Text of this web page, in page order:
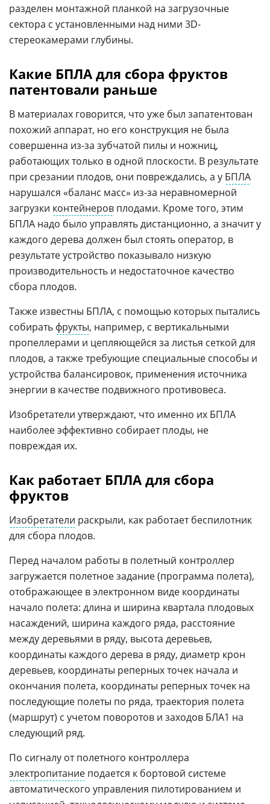
разделен монтажной планкой на загрузочные
сектора с установленными над ними 3D-
стереокамерами глубины.
Какие БПЛА для сбора фруктов
патентовали раньше
В материалах говорится, что уже был запатентован
похожий аппарат, но его конструкция не была
совершенна из-за зубчатой пилы и ножниц,
работающих только в одной плоскости. В результате
при срезании плодов, они повреждались, а у БПЛА
нарушался «баланс масс» из-за неравномерной
загрузки контейнеров плодами. Кроме того, этим
БПЛА надо было управлять дистанционно, а значит у
каждого дерева должен был стоять оператор, в
результате устройство показывало низкую
производительность и недостаточное качество
сбора плодов.
Также известны БПЛА, с помощью которых пытались
собирать фрукты, например, с вертикальными
пропеллерами и цепляющейся за листья сеткой для
плодов, а также требующие специальные способы и
устройства балансировок, применения источника
энергии в качестве подвижного противовеса.
Изобретатели утверждают, что именно их БПЛА
наиболее эффективно собирает плоды, не
повреждая их.
Как работает БПЛА для сбора
фруктов
Изобретатели раскрыли, как работает беспилотник
для сбора плодов.
Перед началом работы в полетный контроллер
загружается полетное задание (программа полета),
отображающее в электронном виде координаты
начало полета: длина и ширина квартала плодовых
насаждений, ширина каждого ряда, расстояние
между деревьями в ряду, высота деревьев,
координаты каждого дерева в ряду, диаметр крон
деревьев, координаты реперных точек начала и
окончания полета, координаты реперных точек на
последующие полеты по ряда, траектория полета
(маршрут) с учетом поворотов и заходов БЛА1 на
следующий ряд.
По сигналу от полетного контроллера
электропитание подается к бортовой системе
автоматического управления пилотированием и